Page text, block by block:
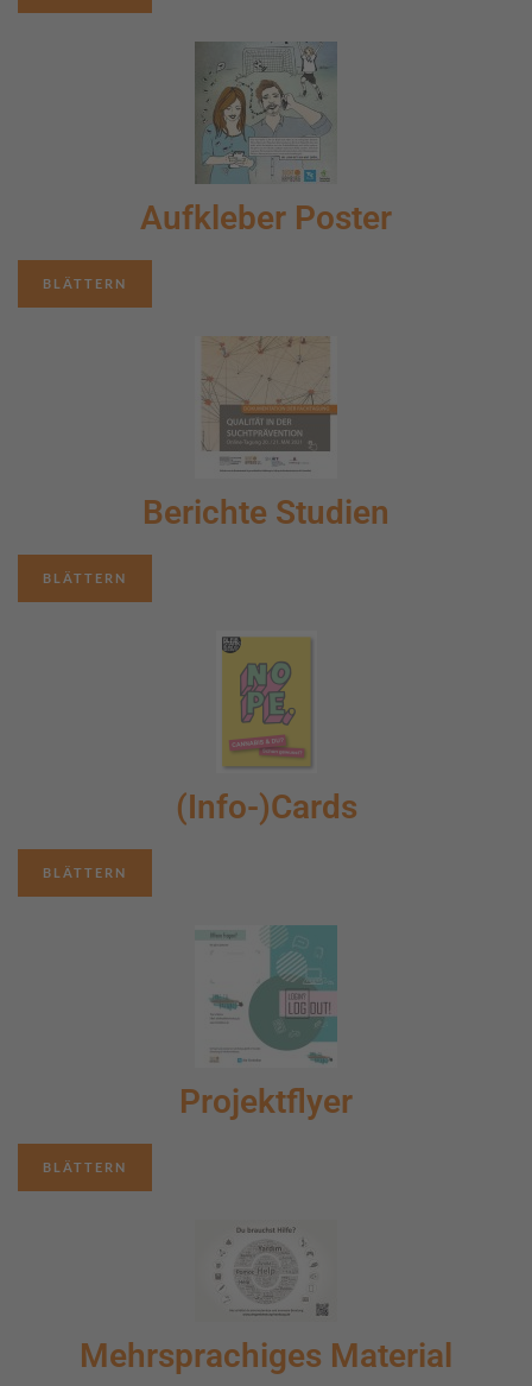
Aufkleber Poster
BLÄTTERN
Berichte Studien
BLÄTTERN
(Info-)Cards
BLÄTTERN
Projektflyer
BLÄTTERN
Mehrsprachiges Material